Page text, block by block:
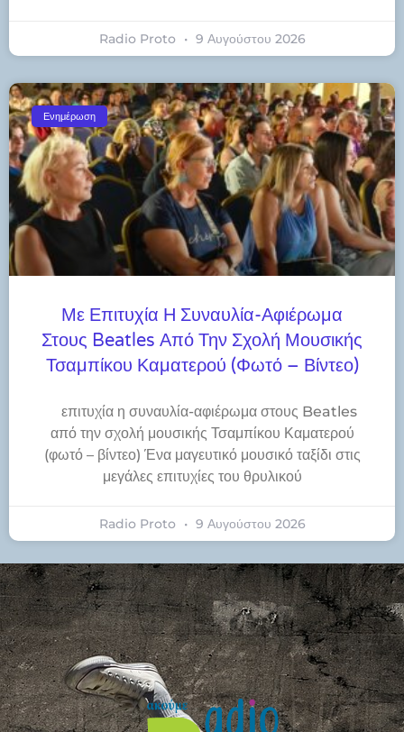
Radio Proto 9 Αυγούστου 2026
Ενημέρωση
Με Επιτυχία Η Συναυλία-Αφιέρωμα
Στους Beatles Από Την Σχολή Μουσικής
Τσαμπίκου Καματερού (φωτό – Βίντεο)
​επιτυχία η συναυλία-αφιέρωμα στους Beatles
από την σχολή μουσικής Τσαμπίκου Καματερού
(φωτό – βίντεο) Ένα μαγευτικό μουσικό ταξίδι στις
μεγάλες επιτυχίες του θρυλικού
Radio Proto 9 Αυγούστου 2026